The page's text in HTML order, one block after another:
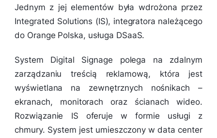
Jednym z jej elementów była wdrożona przez
Integrated Solutions (IS), integratora należącego
do Orange Polska, usługa DSaaS.
System Digital Signage polega na zdalnym
zarządzaniu treścią reklamową, która jest
wyświetlana na zewnętrznych nośnikach –
ekranach, monitorach oraz ścianach wideo.
Rozwiązanie IS oferuje w formie usługi z
chmury. System jest umieszczony w data center